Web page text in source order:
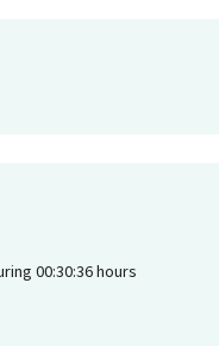
00:30:36 hours